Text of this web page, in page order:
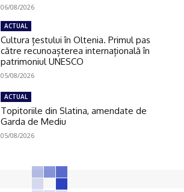
06/08/2026
ACTUAL
Cultura țestului în Oltenia. Primul pas
către recunoașterea internațională în
patrimoniul UNESCO
05/08/2026
ACTUAL
Topitoriile din Slatina, amendate de
Garda de Mediu
05/08/2026